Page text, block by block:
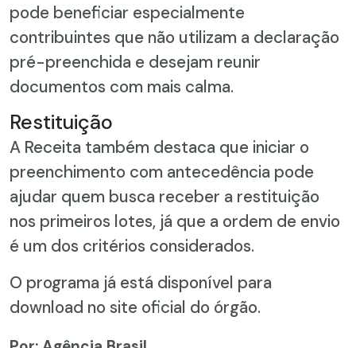
pode beneficiar especialmente
contribuintes que não utilizam a declaração
pré-preenchida e desejam reunir
documentos com mais calma.
Restituição
A Receita também destaca que iniciar o
preenchimento com antecedência pode
ajudar quem busca receber a restituição
nos primeiros lotes, já que a ordem de envio
é um dos critérios considerados.
O programa já está disponível para
download no site oficial do órgão.